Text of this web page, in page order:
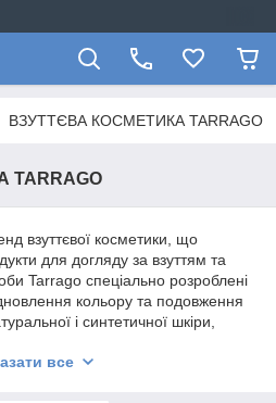
ВЗУТТЄВА КОСМЕТИКА TARRAGO
взуттєвої косметики, що
для догляду за взуттям та
Tarrago спеціально розроблені
кольору та подовження
і синтетичної шкіри,
для взуття, фарби,
все